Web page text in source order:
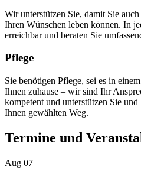
Wir unterstützen Sie, damit Sie
Ihren Wünschen leben können. In
erreichbar und beraten Sie
Pflege
Sie benötigen Pflege, sei es in
Ihnen zuhause – wir sind Ihr
kompetent und unterstützen Sie
Ihnen gewählten Weg.
Termine und
Aug 07